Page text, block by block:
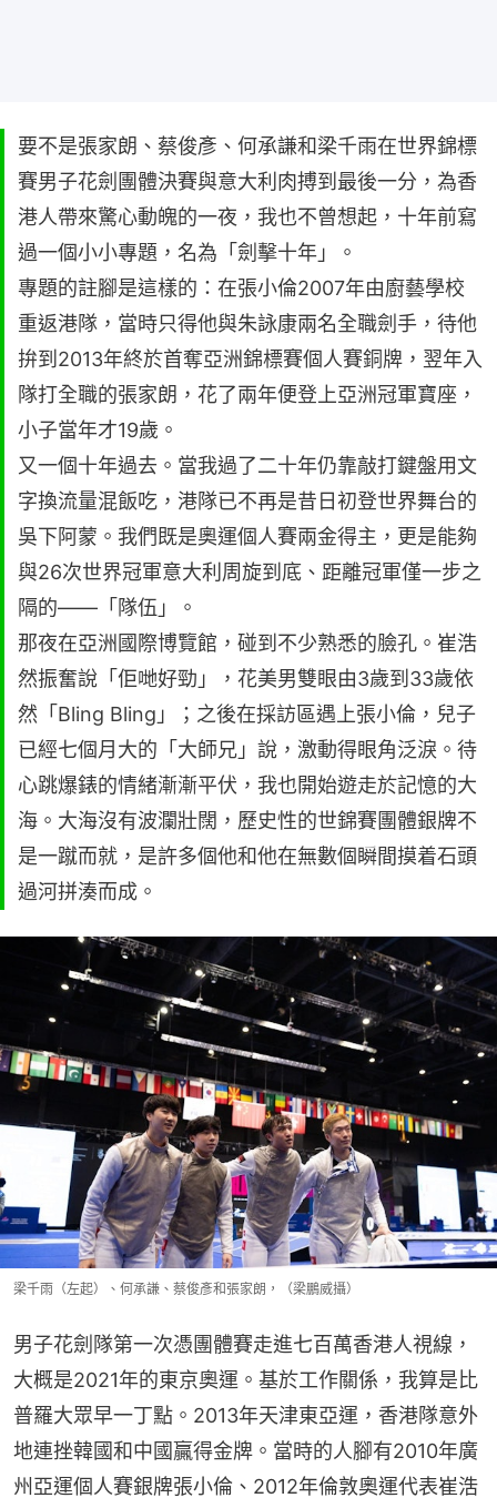
要不是張家朗、蔡俊彥、何承謙和梁千雨在世界錦標
賽男子花劍團體決賽與意大利肉搏到最後一分，為香
港人帶來驚心動魄的一夜，我也不曾想起，十年前寫
過一個小小專題，名為「劍擊十年」。
專題的註腳是這樣的：在張小倫2007年由廚藝學校
重返港隊，當時只得他與朱詠康兩名全職劍手，待他
拚到2013年終於首奪亞洲錦標賽個人賽銅牌，翌年入
隊打全職的張家朗，花了兩年便登上亞洲冠軍寶座，
小子當年才19歲。
又一個十年過去。當我過了二十年仍靠敲打鍵盤用文
字換流量混飯吃，港隊已不再是昔日初登世界舞台的
吳下阿蒙。我們既是奧運個人賽兩金得主，更是能夠
與26次世界冠軍意大利周旋到底、距離冠軍僅一步之
隔的——「隊伍」。
那夜在亞洲國際博覽館，碰到不少熟悉的臉孔。崔浩
然振奮說「佢哋好勁」，花美男雙眼由3歲到33歲依
然「Bling Bling」；之後在採訪區遇上張小倫，兒子
已經七個月大的「大師兄」說，激動得眼角泛淚。待
心跳爆錶的情緒漸漸平伏，我也開始遊走於記憶的大
海。大海沒有波瀾壯闊，歷史性的世錦賽團體銀牌不
是一蹴而就，是許多個他和他在無數個瞬間摸着石頭
過河拼湊而成。
梁千雨（左起）、何承謙、蔡俊彥和張家朗，（梁鵬威攝）
男子花劍隊第一次憑團體賽走進七百萬香港人視線，
大概是2021年的東京奧運。基於工作關係，我算是比
普羅大眾早一丁點。2013年天津東亞運，香港隊意外
地連挫韓國和中國贏得金牌。當時的人腳有2010年廣
州亞運個人賽銀牌張小倫、2012年倫敦奧運代表崔浩